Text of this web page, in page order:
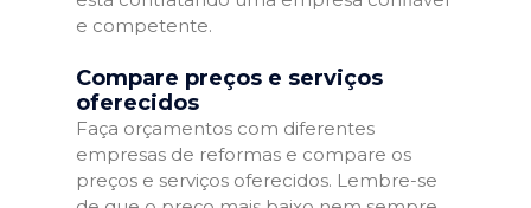
e competente.
Compare preços e serviços
oferecidos
Faça orçamentos com diferentes
empresas de reformas e compare os
preços e serviços oferecidos. Lembre-se